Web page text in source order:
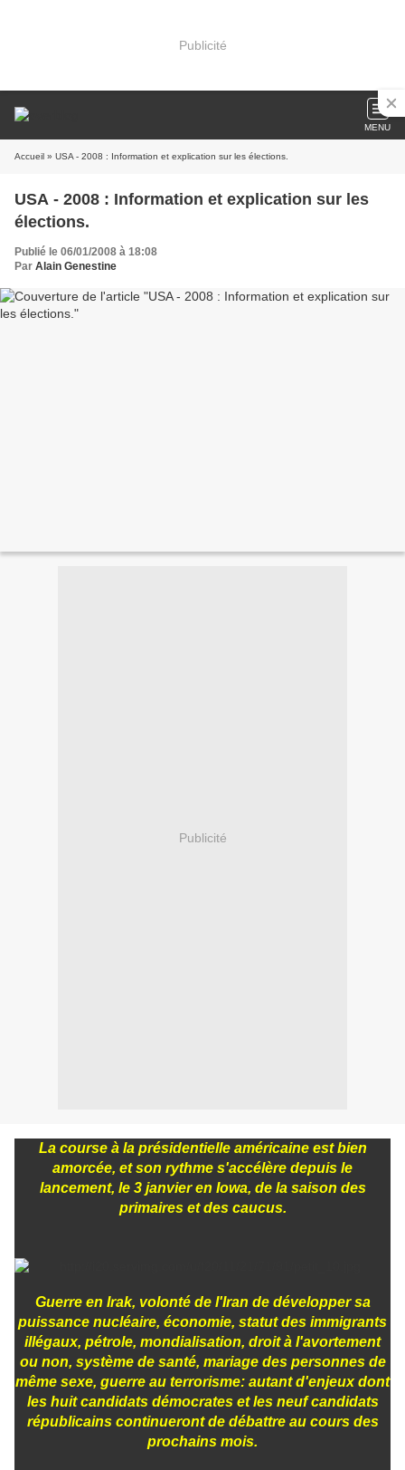
Publicité
MENU
Accueil » USA - 2008 : Information et explication sur les élections.
USA - 2008 : Information et explication sur les
élections.
Publié le 06/01/2008 à 18:08
Par Alain Genestine
Publicité
La course à la présidentielle américaine est bien
amorcée, et son rythme s'accélère depuis le
lancement, le 3 janvier en Iowa, de la saison des
primaires et des caucus.
Guerre en Irak, volonté de l'Iran de développer sa
puissance nucléaire, économie, statut des immigrants
illégaux, pétrole, mondialisation, droit à l'avortement
ou non, système de santé, mariage des personnes de
même sexe, guerre au terrorisme: autant d'enjeux dont
les huit candidats démocrates et les neuf candidats
républicains continueront de débattre au cours des
prochains mois.